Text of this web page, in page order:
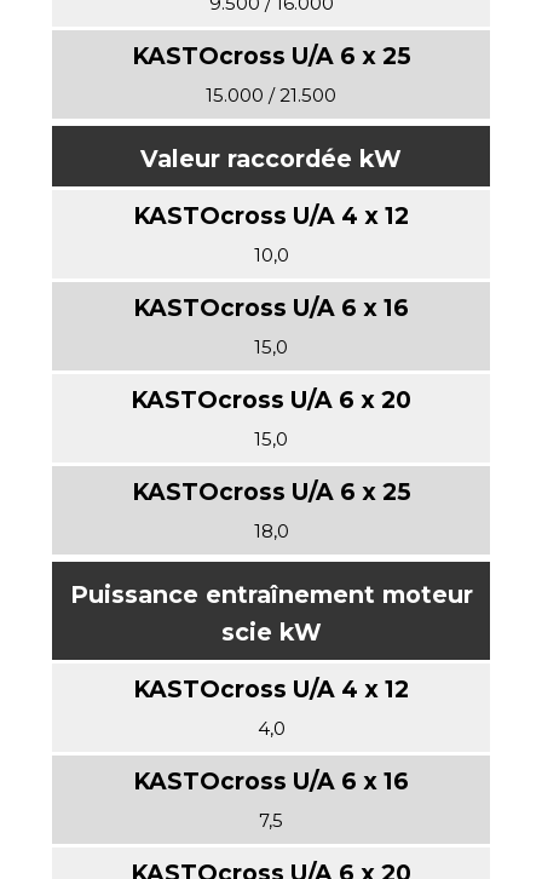
15.000 / 21.500
Valeur raccordée kW
10,0
15,0
15,0
18,0
Puissance entraînement moteur
scie kW
4,0
7,5